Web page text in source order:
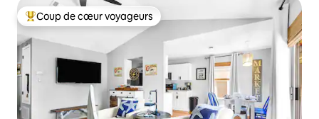
Coups de cœur voyageurs les plus appréciés
Coup de cœur voyageurs